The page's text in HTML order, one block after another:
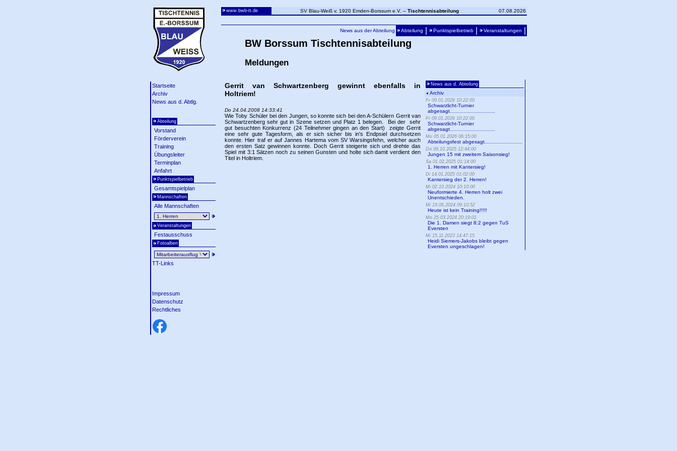
Startseite
Archiv
News aus d. Abtlg.
Abteilung
Vorstand
Förderverein
Training
Übungsleiter
Terminplan
Anfahrt
Punktspielbetrieb
Gesamtspielplan
Mannschaften
Alle Mannschaften
Veranstaltungen
Festausschuss
Fotoalben
TT-Links
Impressum
Datenschutz
Rechtliches
www.bwb-tt.de SV Blau-Weiß v. 1920 Emden-Borssum e.V. – Tischtennisabteilung 07.08.2026
News aus der Abteilung Abteilung Punktspielbetrieb Veranstaltungen
BW Borssum Tischtennisabteilung
Meldungen
Gerrit van Schwartzenberg gewinnt ebenfalls in
Holtriem!
Do 24.04.2008 14:33:41
Wie Toby Schüler bei den Jungen, so konnte sich bei den A-Schülern Gerrit van
Schwartzenberg sehr gut in Szene setzen und Platz 1 belegen. Bei der sehr
gut besuchten Konkurrenz (24 Teilnehmer gingen an den Start) zeigte Gerrit
eine sehr gute Tagesform, als er sich sicher bis in's Endpsiel durchsetzen
konnte. Hier traf er auf Jannes Hartema vom SV Warsingsfehn, welcher auch
den ersten Satz gewinnen konnte. Doch Gerrit steigerte sich und drehte das
Spiel mit 3:1 Sätzen noch zu seinen Gunsten und holte sich damit verdient den
Titel in Holtriem.
News aus d. Abteilung
Archiv
Fr 09.01.2026 10:22:00
Schwarzlicht-Turnier
abgesagt..............................
Fr 09.01.2026 10:22:00
Schwarzlicht-Turnier
abgesagt..............................
Mo 05.01.2026 06:15:00
Abteilungsfest abgesagt.........................
Do 09.10.2025 12:44:00
Jungen 15 mit zweitem Saisonsieg!
Sa 01.02.2025 01:14:00
1. Herren mit Kantersieg!
Di 14.01.2025 01:02:00
Kantersieg der 2. Herren!
Mi 02.10.2024 10:10:00
Neuformierte 4. Herren holt zwei
Unentschieden.
Mi 19.06.2024 09:10:52
Heute ist kein Training!!!!!
Mo 25.03.2024 20:19:01
Die 1. Damen siegt 8:2 gegen TuS
Eversten
Mi 15.11.2023 14:47:15
Heidi Siemers-Jakobs bleibt gegen
Eversten ungeschlagen!